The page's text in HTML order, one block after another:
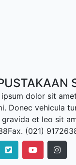
ipsum dolor sit
Donec vehicula
gravida et leo sit
(021)